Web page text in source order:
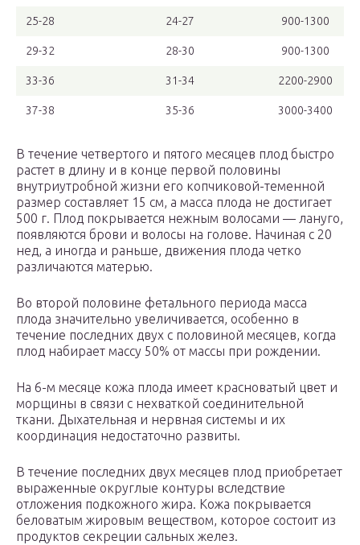
25-28 24-27 900-1300
29-32 28-30 900-1300
33-36 31-34 2200-2900
37-38 35-36 3000-3400
В течение четвертого и пятого месяцев плод быстро
растет в длину и в конце первой половины
внутриутробной жизни его копчиковой-теменной
размер составляет 15 см, а масса плода не достигает
500 г. Плод покрывается нежным волосами — лануго,
появляются брови и волосы на голове. Начиная с 20
нед, а иногда и раньше, движения плода четко
различаются матерью.
Во второй половине фетального периода масса
плода значительно увеличивается, особенно в
течение последних двух с половиной месяцев, когда
плод набирает массу 50% от массы при рождении.
На 6-м месяце кожа плода имеет красноватый цвет и
морщины в связи с нехваткой соединительной
ткани. Дыхательная и нервная системы и их
координация недостаточно развиты.
В течение последних двух месяцев плод приобретает
выраженные округлые контуры вследствие
отложения подкожного жира. Кожа покрывается
беловатым жировым веществом, которое состоит из
продуктов секреции сальных желез.